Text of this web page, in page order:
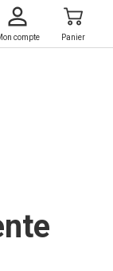
compte Panier